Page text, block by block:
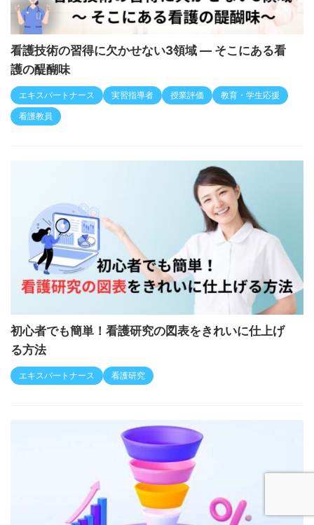
看護技術の習得に欠かせない3領域 ― そこにある看
護の醍醐味
エキスパートナース 実習指導者 授業評価
教育・学生応援
看護教員
初心者でも簡単！看護研究の図表をきれいに仕上げ
る方法
エキスパートナース 看護研究